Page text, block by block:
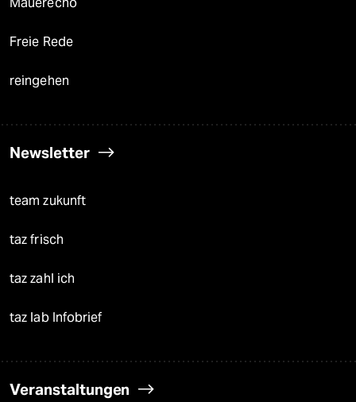
Freie Rede
reingehen
Newsletter
team zukunft
taz frisch
taz zahl ich
taz lab Infobrief
Veranstaltungen